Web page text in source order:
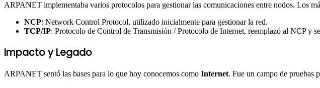
ARPANET implementaba varios protocolos para gestionar las comunicaciones entre nodos. Los
NCP: Network Control Protocol, utilizado inicialmente para gestionar la red.
TCP/IP: Protocolo de Control de Transmisión / Protocolo de Internet, reemplazó al NCP y
Impacto y Legado
ARPANET sentó las bases para lo que hoy conocemos como Internet. Fue un campo de pruebas